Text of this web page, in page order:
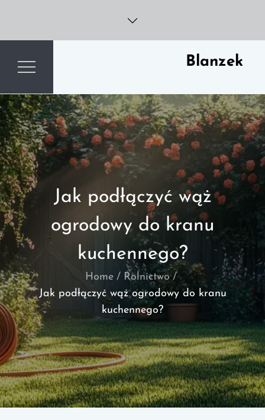
content
Blanzek
Jak podłączyć wąż
ogrodowy do kranu
kuchennego?
Home
Rolnictwo
Jak podłączyć wąż ogrodowy do kranu
kuchennego?